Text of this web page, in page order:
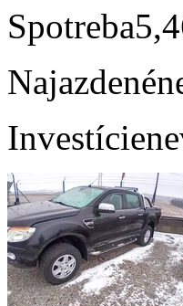
Spotreba
Najazdené
Investície